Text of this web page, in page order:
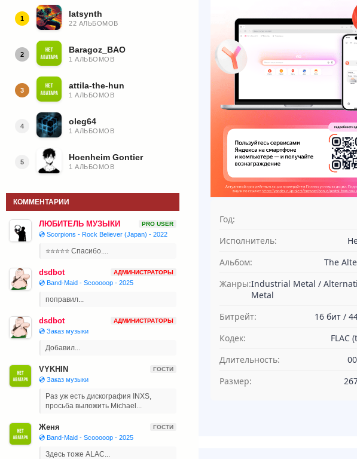
Год:
Исполнитель:
Альбом:
The
Жанры:Industrial Metal /
Metal
Битрейт:
16 бит /
Кодек:
FLAC
Длительность:
Размер:
1 latsynth
22 АЛЬБОМОВ
2 Baragoz_BAO
1 АЛЬБОМОВ
3 attila-the-hun
1 АЛЬБОМОВ
4 oleg64
1 АЛЬБОМОВ
5 Hoenheim Gontier
1 АЛЬБОМОВ
КОММЕНТАРИИ
ЛЮБИТЕЛЬ МУЗЫКИ PRO USER
💿 Scorpions - Rock Believer (Japan) - 2022
⭐⭐⭐⭐⭐ Спасибо....
dsdbot АДМИНИСТРАТОРЫ
💿 Band-Maid - Scooooop - 2025
поправил...
dsdbot АДМИНИСТРАТОРЫ
💿 Заказ музыки
Добавил...
VYKHIN ГОСТИ
💿 Заказ музыки
Раз уж есть дискография INXS,
просьба выложить Michael...
Женя ГОСТИ
💿 Band-Maid - Scooooop - 2025
Здесь тоже ALAC...